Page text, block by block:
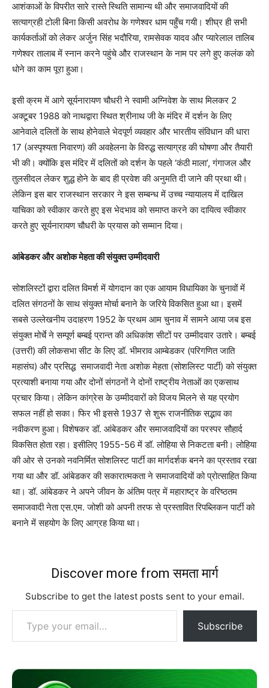
आशंकाओं के विपरीत सारे रास्ते स्थिति सामान्य थी और समाजवादियों की
सत्याग्रही टोली बिना किसी अवरोध के गणेश्वर धाम पहुँच गयी। शीघ्र ही सभी
कार्यकर्ताओं को लेकर अर्जुन सिंह भदौरिया,रामसेवक यादव और प्यारेलाल तालिब
गणेश्वर तालाब में स्नान करने पहुंचे और राजस्थान के नाम पर लगे हुए कलंक को
धोने का काम पूरा हुआ।
इसी क्रम में आगे सूर्यनारायण चौधरी ने स्वामी अग्निवेश के साथ मिलकर 2
अक्टूबर 1988 को नाथद्वारा स्थित श्रीनाथ जी के मंदिर में दर्शन के लिए
आनेवाले दलितों के साथ होनेवाले भेदपूर्ण व्यवहार और भारतीय संविधान की धारा
17 (अस्पृश्यता निवारण) की अवहेलना के विरुद्ध सत्याग्रह की घोषणा और तैयारी
भी की। क्योंकि इस मंदिर में दलितों को दर्शन के पहले ‘कंठी माला’,गंगाजल और
तुलसीदल लेकर शुद्ध होने के बाद ही प्रवेश की अनुमति दी जाने की प्रथा थी।
लेकिन इस बार राजस्थान सरकार ने इस सम्बन्ध में उच्च न्यायालय में दाखिल
याचिका को स्वीकार करते हुए इस भेदभाव को समाप्त करने का दायित्व स्वीकार
करते हुए सूर्यनारायण चौधरी के प्रयास को सम्मान दिया।
आंबेडकर और अशोक मेहता की संयुक्त उम्मीदवारी
सोशलिस्टों द्वारा दलित विमर्श में योगदान का एक आयाम विधायिका के चुनावों में
दलित संगठनों के साथ संयुक्त मोर्चा बनाने के जरिये विकसित हुआ था। इसमें
सबसे उल्लेखनीय उदाहरण 1952 के प्रथम आम चुनाव में सामने आया जब इस
संयुक्त मोर्चे ने सम्पूर्ण बम्बई प्रान्त की अधिकांश सीटों पर उम्मीदवार उतारे। बम्बई
(उत्तरी) की लोकसभा सीट के लिए डॉ. भीमराव आम्बेडकर (परिगणित जाति
महासंघ) और प्रसिद्ध समाजवादी नेता अशोक मेहता (सोशलिस्ट पार्टी) को संयुक्त
प्रत्याशी बनाया गया और दोनों संगठनों ने दोनों राष्ट्रीय नेताओं का एकसाथ
प्रचार किया। लेकिन कांग्रेस के उम्मीदवारों को विजय मिलने से यह प्रयोग
सफल नहीं हो सका। फिर भी इससे 1937 से शुरू राजनीतिक सद्भाव का
नवीकरण हुआ। विशेषकर डॉ. आंबेडकर और समाजवादियों का परस्पर सौहार्द
विकसित होता रहा। इसीलिए 1955-56 में डॉ. लोहिया से निकटता बनी। लोहिया
की ओर से उनको नवनिर्मित सोशलिस्ट पार्टी का मार्गदर्शक बनने का प्रस्ताव रखा
गया था और डॉ. आंबेडकर की सकारात्मकता ने समाजवादियों को प्रोत्साहित किया
था। डॉ. आंबेडकर ने अपने जीवन के अंतिम पत्र में महाराष्ट्र के वरिष्ठतम
समाजवादी नेता एस.एम. जोशी को अपनी तरफ से प्रस्तावित रिपब्लिकन पार्टी को
बनाने में सहयोग के लिए आग्रह किया था।
Discover more from समता मार्ग
Subscribe to get the latest posts sent to your email.
Type your email…
Subscribe